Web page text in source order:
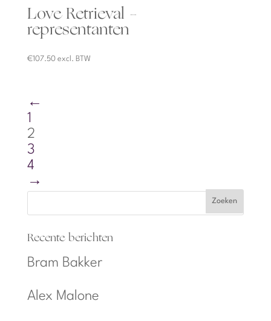
Love Retrieval –
representanten
€107.50 excl. BTW
←
1
2
3
4
→
Recente berichten
Bram Bakker
Alex Malone